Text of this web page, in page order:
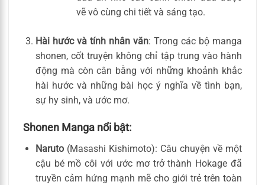
vẽ vô cùng chi tiết và sáng tạo.
Hài hước và tính nhân văn: Trong các bộ manga
shonen, cốt truyện không chỉ tập trung vào hành
động mà còn cân bằng với những khoảnh khắc
hài hước và những bài học ý nghĩa về tình bạn,
sự hy sinh, và ước mơ.
Shonen Manga nổi bật:
Naruto(Masashi Kishimoto): Câu chuyện về một
cậu bé mồ côi với ước mơ trở thành Hokage đã
truyền cảm hứng mạnh mẽ cho giới trẻ trên toàn